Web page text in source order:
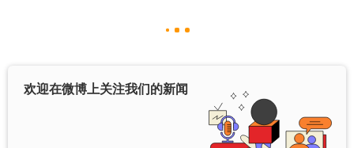
欢迎在微博上关注我们的新闻